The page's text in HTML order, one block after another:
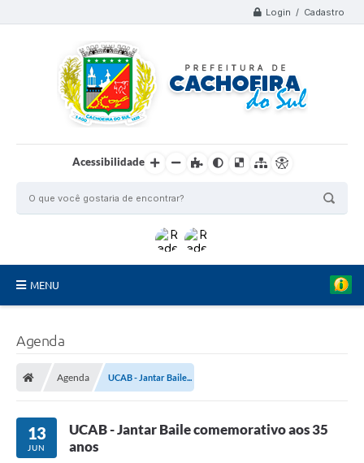
Login / Cadastro
Acessibilidade
MENU
Conselhos Municipais
Carta de Serviços
Serviços on-line
Agenda
Agenda UCAB - Jantar Baile...
13
JUN
UCAB - Jantar Baile comemorativo aos 35
anos